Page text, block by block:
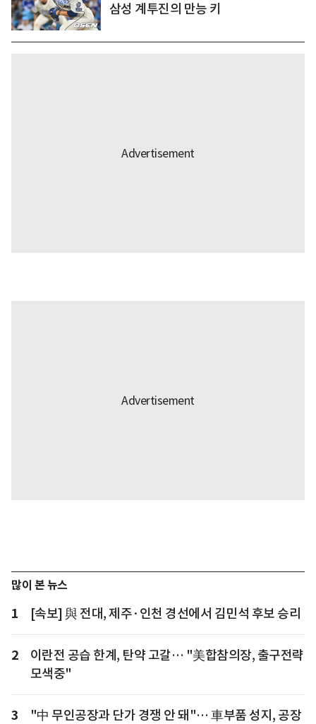
삼성 계투진의 만능 키
많이 본 뉴스
1 [속보] 與 전대, 제주·인천 경선에서 김민석 후보 승리
2
이란전 공습 한계, 탄약 고갈… "美합참의장, 출구전략
모색중"
3
"中 무인공장과 단가 경쟁 안 돼"… 車부품 성지, 공장